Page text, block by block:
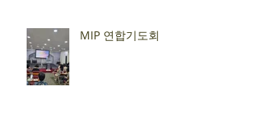
MIP 연합기도회